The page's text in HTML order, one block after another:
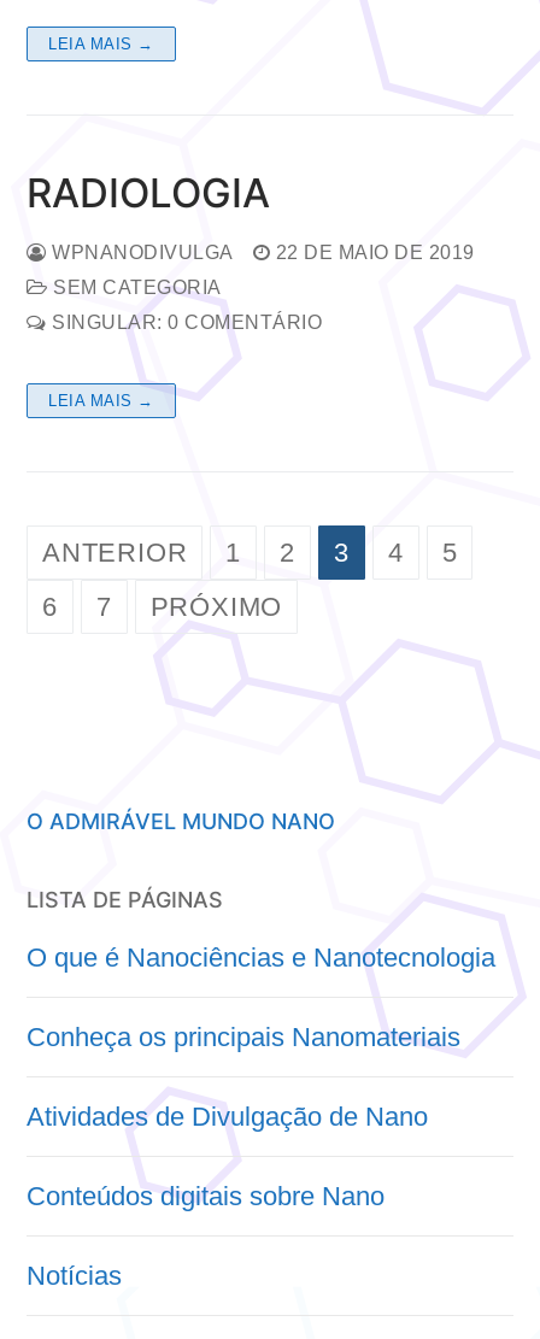
LEIA MAIS →
RADIOLOGIA
WPNANODIVULGA
22 DE MAIO DE 2019
SEM CATEGORIA
SINGULAR: 0 COMENTÁRIO
LEIA MAIS →
PAGINAÇÃO
DE
POSTS
ANTERIOR 1 2 3 4
5
6
7 PRÓXIMO
O ADMIRÁVEL MUNDO NANO
LISTA DE PÁGINAS
O que é Nanociências e Nanotecnologia
Conheça os principais Nanomateriais
Atividades de Divulgação de Nano
Conteúdos digitais sobre Nano
Notícias